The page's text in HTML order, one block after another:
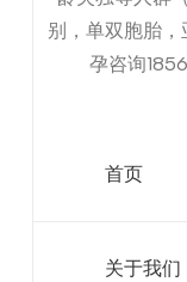
别，单双胞胎
孕咨询
首页
关于我们